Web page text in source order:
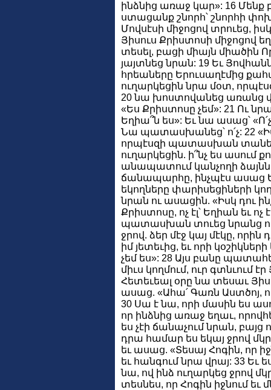
ինձնից առաջ կար»: 16 Մենք
ստացանք շնորհ՝ շնորհի
Մովսէսի միջոցով տրուեց,
Յիսուս Քրիստոսի միջոցով
տեսել, բացի միայն միածին
յայտնեց նրան: 19 Եւ
հրեաները Երուսաղէմից
ուղարկեցին նրա մօտ,
20 նա խոստովանեց առանց
«Ես Քրիստոսը չեմ»: 21 Ու
Եղիա՞ն ես»: Եւ նա ասաց՝
Նա պատասխանեց՝ ո՛չ: 22
որպէսզի պատասխան
ուղարկեցին. ի՞նչ ես ասում
անապատում կանչողի ձայնն
ճանապարհը, ինչպէս ասաց
եկողները փարիսեցիների
նրան ու ասացին. «Իսկ դու
Քրիստոսը, ոչ էլ՝ Եղիան եւ
պատասխան տուեց նրանց
ջրով. ձեր մէջ կայ մէկը, որին
իմ յետեւից, եւ որի
չեմ ես»: 28 Այս բանը
միւս կողմում, ուր գտնւում
Հետեւեալ օրը նա տեսաւ
ասաց. «Ահա՛ Գառն Աստծոյ,
30 Սա է նա, որի մասին ես
որ ինձնից առաջ եղաւ,
ես չէի ճանաչում նրան, բայց
դրա համար ես եկայ ջրով
եւ ասաց. «Տեսայ Հոգին, որ
եւ հանգում նրա վրայ: 33 Եւ
նա, ով ինձ ուղարկեց ջրով
տեսնես, որ Հոգին իջնում եւ